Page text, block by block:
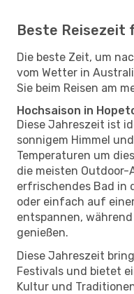
Beste Reisezeit
Die beste Zeit, um
vom Wetter in
Sie beim Reisen am
Hochsaison in
Diese Jahreszeit ist
sonnigem Himmel
Temperaturen um
die meisten
erfrischendes Bad in
oder einfach auf
entspannen,
genießen.
Diese Jahreszeit
Festivals und bietet
Kultur und